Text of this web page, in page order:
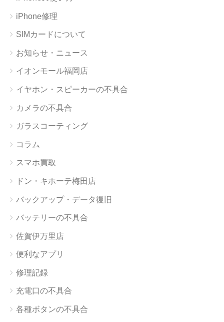
iPhone修理
SIMカードについて
お知らせ・ニュース
イオンモール福岡店
イヤホン・スピーカーの不具合
カメラの不具合
ガラスコーティング
コラム
スマホ買取
ドン・キホーテ梅田店
バックアップ・データ復旧
バッテリーの不具合
佐賀伊万里店
便利なアプリ
修理記録
充電口の不具合
各種ボタンの不具合